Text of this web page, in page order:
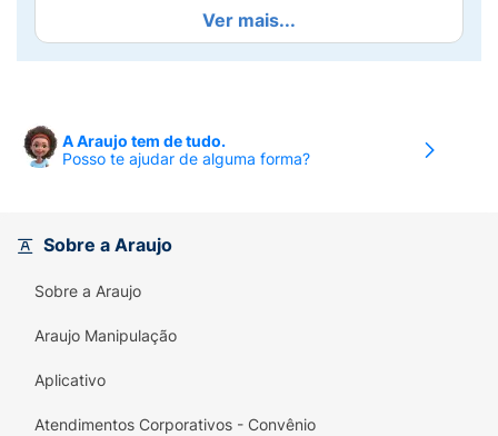
lesões na região do joelho.- Prevenção de
tendinites e outras lesões provocadas por
movimentos intensos e/ou repetitivos.-
Tamanhos:
a joelheira com o orifício sobre a patela
(rótula) do seu joelho. Seu necessário ajuste
ocasionalmente durante o uso.
Ver mais...
A Araujo tem de tudo.
Posso te ajudar de alguma forma?
Sobre a Araujo
Sobre a Araujo
Araujo Manipulação
Aplicativo
Atendimentos Corporativos - Convênio